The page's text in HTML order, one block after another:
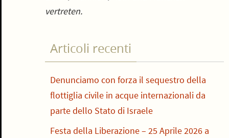
vertreten.
Articoli recenti
Denunciamo con forza il sequestro della
flottiglia civile in acque internazionali da
parte dello Stato di Israele
Festa della Liberazione – 25 Aprile 2026 a